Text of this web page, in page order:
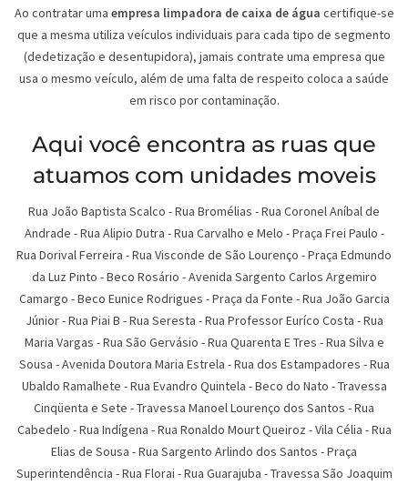
Ao contratar uma empresa limpadora de caixa de água certifique-se
que a mesma utiliza veículos individuais para cada tipo de segmento
(dedetização e desentupidora), jamais contrate uma empresa que
usa o mesmo veículo, além de uma falta de respeito coloca a saúde
em risco por contaminação.
Aqui você encontra as ruas que
atuamos com unidades moveis
Rua João Baptista Scalco -Rua Bromélias -Rua Coronel Aníbal de
Andrade -Rua Alipio Dutra -Rua Carvalho e Melo -Praça Frei Paulo -
Rua Dorival Ferreira -Rua Visconde de São Lourenço -Praça Edmundo
da Luz Pinto -Beco Rosário -Avenida Sargento Carlos Argemiro
Camargo -Beco Eunice Rodrigues -Praça da Fonte -Rua João Garcia
Júnior-Rua Piai B -Rua Seresta -Rua Professor Euríco Costa -Rua
Maria Vargas -Rua São Gervásio -Rua Quarenta E Tres -Rua Silva e
Sousa -Avenida Doutora Maria Estrela -Rua dos Estampadores -Rua
Ubaldo Ramalhete -Rua Evandro Quintela -Beco do Nato -Travessa
Cinqüenta e Sete -Travessa Manoel Lourenço dos Santos -Rua
Cabedelo -Rua Indígena -Rua Ronaldo Mourt Queiroz -Vila Célia -Rua
Elias de Sousa -Rua Sargento Arlindo dos Santos -Praça
Superintendência -Rua Florai -Rua Guarajuba -Travessa São Joaquim